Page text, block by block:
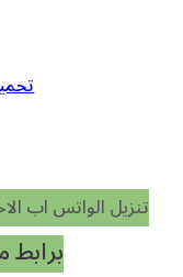
تنزيل الواتس اب